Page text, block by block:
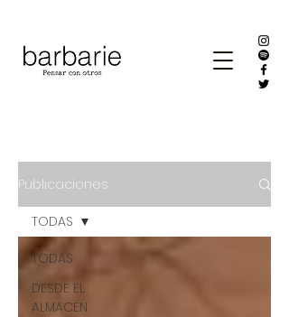
Publicaciones
TODAS
DESDE EL
ALMACÉN
TODAS